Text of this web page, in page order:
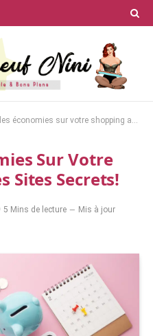
sur votre shopping avec ces sites secrets!
Sur Votre
Sites Secrets!
5 Mins de lecture
Mis à jour